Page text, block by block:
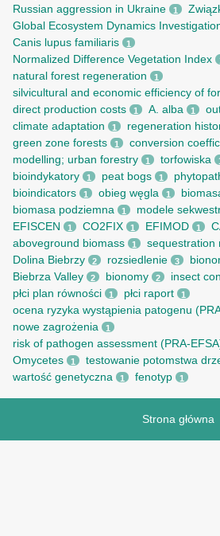
Russian aggression in Ukraine 1
Global Ecosystem Dynamics
Canis lupus familiaris 1
Normalized Difference Vegetation Index
natural forest regeneration 1
silvicultural and economic efficiency of
direct production costs 1 A. alba 1
climate adaptation 1 regeneration
green zone forests 1 conversion
modelling; urban forestry 1 torfowiska
bioindykatory 1 peat bogs 1
bioindicators 1 obieg węgla 1
biomasa podziemna 1 modele
EFISCEN 1 CO2FIX 1 EFIMOD 1
aboveground biomass 1 sequestration
Dolina Biebrzy 2 rozsiedlenie 3
Biebrza Valley 2 bionomy 2 insect
płci plan równości 1 płci raport 1
ocena ryzyka wystąpienia patogenu
nowe zagrożenia 1
risk of pathogen assessment (PRA-
Omycetes 1 testowanie potomstwa
wartość genetyczna 1 fenotyp 1
Strona główna